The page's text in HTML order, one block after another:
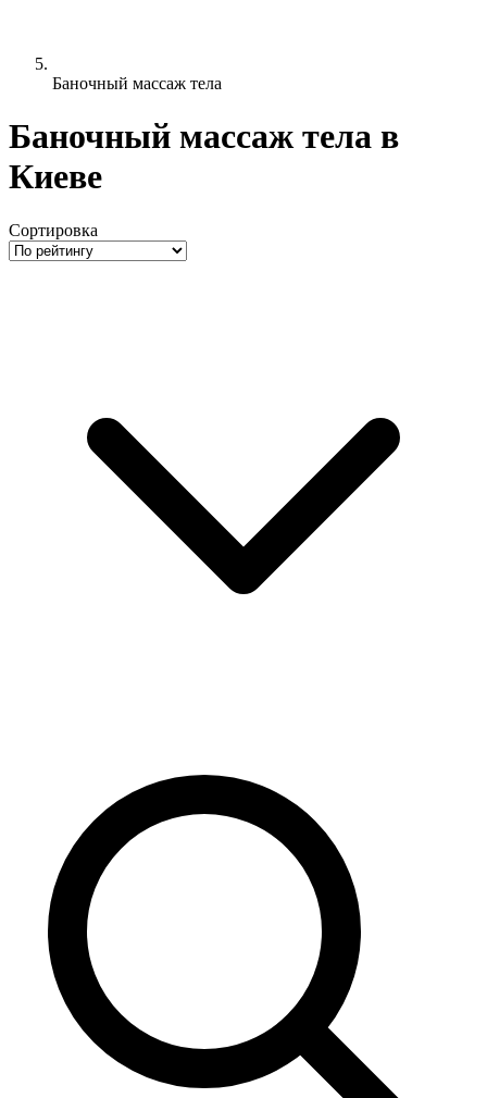
Баночный массаж тела
Баночный массаж тела в
Киеве
Сортировка